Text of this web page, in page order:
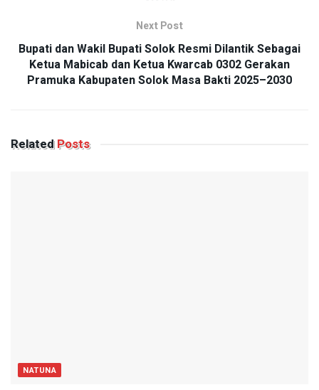
Next Post
Bupati dan Wakil Bupati Solok Resmi Dilantik Sebagai
Ketua Mabicab dan Ketua Kwarcab 0302 Gerakan
Pramuka Kabupaten Solok Masa Bakti 2025–2030
RelatedPosts
NATUNA